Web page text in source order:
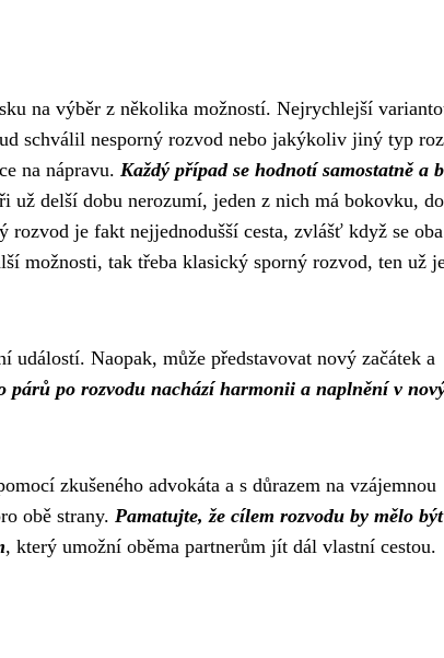
na výběr z několika možností. Nejrychlejší
schválil nesporný rozvod nebo jakýkoliv jiný typ
na nápravu. Každý případ se hodnotí samostatně a
už delší dobu nerozumí, jeden z nich má bokovku,
je fakt nejjednodušší cesta, zvlášť když se oba
možnosti, tak třeba klasický sporný rozvod, ten už
Naopak, může představovat nový začátek a
párů po rozvodu nachází harmonii a naplnění v
zkušeného advokáta a s důrazem na vzájemnou
obě strany. Pamatujte, že cílem rozvodu by mělo být
, který umožní oběma partnerům jít dál vlastní cestou.